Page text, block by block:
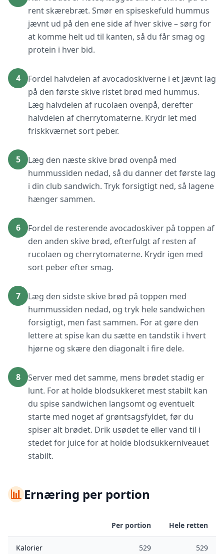
rent skærebræt. Smør en spiseskefuld hummus
jævnt ud på den ene side af hver skive – sørg for
at komme helt ud til kanten, så du får smag og
protein i hver bid.
4
Fordel halvdelen af avocadoskiverne i et jævnt lag
på den første skive ristet brød med hummus.
Læg halvdelen af rucolaen ovenpå, derefter
halvdelen af cherrytomaterne. Krydr let med
friskkværnet sort peber.
5
Læg den næste skive brød ovenpå med
hummussiden nedad, så du danner det første lag
i din club sandwich. Tryk forsigtigt ned, så lagene
hænger sammen.
6
Fordel de resterende avocadoskiver på toppen af
den anden skive brød, efterfulgt af resten af
rucolaen og cherrytomaterne. Krydr igen med
sort peber efter smag.
7
Læg den sidste skive brød på toppen med
hummussiden nedad, og tryk hele sandwichen
forsigtigt, men fast sammen. For at gøre den
lettere at spise kan du sætte en tandstik i hvert
hjørne og skære den diagonalt i fire dele.
8
Server med det samme, mens brødet stadig er
lunt. For at holde blodsukkeret mest stabilt kan
du spise sandwichen langsomt og eventuelt
starte med noget af grøntsagsfyldet, før du
spiser alt brødet. Drik usødet te eller vand til i
stedet for juice for at holde blodsukkerniveauet
stabilt.
📊Ernæring per portion
Per portion Hele retten
Kalorier 529 529